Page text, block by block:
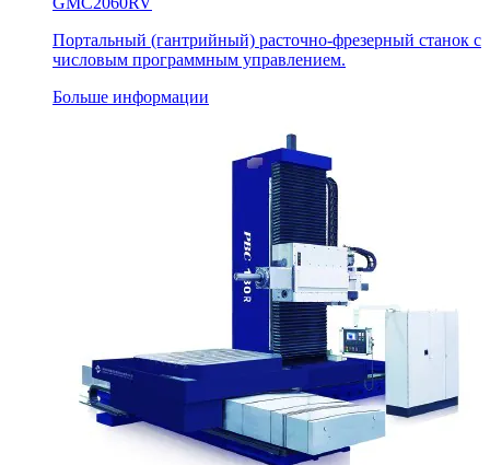
Портальный (гантрийный) расточно-фрезерный станок с
числовым программным управлением.
Больше информации